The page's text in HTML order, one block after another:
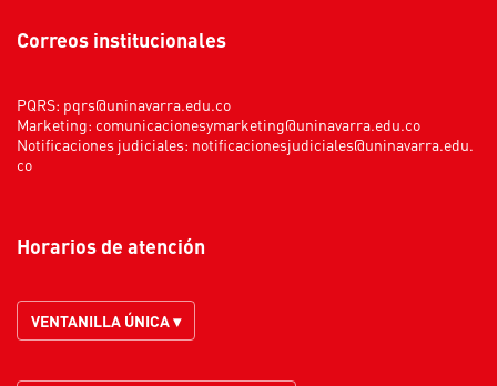
Correos institucionales
PQRS: pqrs@uninavarra.edu.co
Marketing: comunicacionesymarketing@uninavarra.edu.co
Notificaciones judiciales: notificacionesjudiciales@uninavarra.edu.
co
Horarios de atención
VENTANILLA ÚNICA ▾